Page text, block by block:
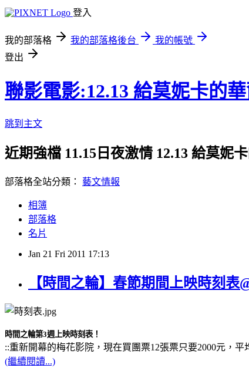
登入
我的部落格 我的部落格後台
我的帳號
登出
聯影電影:12.13 給莫妮卡的
跳到主文
近期強檔 11.15日夜激情 12.13 給莫妮
部落格全站分類： 藝文情報
相簿
部落格
名片
Jan 21 Fri 2011 17:13
【時間之輪】春節期間上映時刻表
時間之輪第3週上映時刻表！
::重新開幕的梅花影院，現在買團票12張票只要2000元，
(繼續閱讀...)